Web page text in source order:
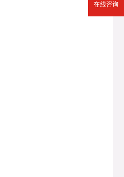
在线咨询